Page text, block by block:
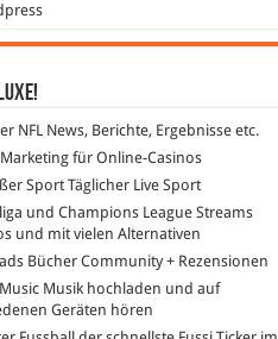
NFL News, Berichte, Ergebnisse etc.
für Online-Casinos
SportTäglicher Live Sport
und Champions League Streams
und mit vielen Alternativen
Bücher Community + Rezensionen
Musik hochladen und auf
Geräten hören